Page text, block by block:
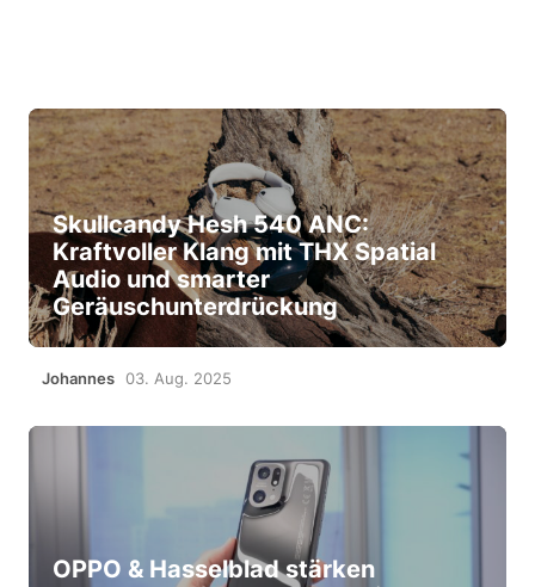
Skullcandy Hesh 540 ANC:
Kraftvoller Klang mit THX Spatial
Audio und smarter
Geräuschunterdrückung
Johannes 03. Aug. 2025
OPPO & Hasselblad stärken